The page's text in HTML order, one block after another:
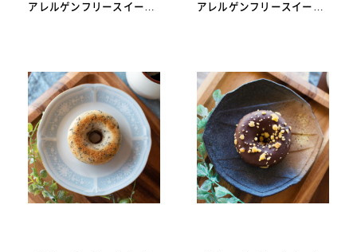
アレルゲンフリースイーツ
アレルゲンフリースイーツ